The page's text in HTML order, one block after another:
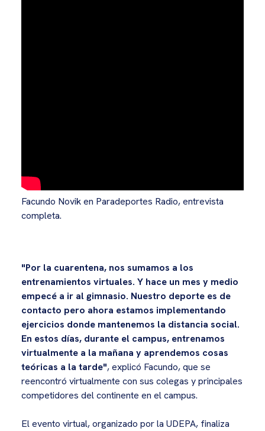
Facundo Novik en Paradeportes Radio, entrevista
completa.
"Por la cuarentena, nos sumamos a los
entrenamientos virtuales. Y hace un mes y medio
empecé a ir al gimnasio. Nuestro deporte es de
contacto pero ahora estamos implementando
ejercicios donde mantenemos la distancia social.
En estos días, durante el campus, entrenamos
virtualmente a la mañana y aprendemos cosas
teóricas a la tarde", explicó Facundo, que se
reencontró virtualmente con sus colegas y principales
competidores del continente en el campus.
El evento virtual, organizado por la UDEPA, finaliza